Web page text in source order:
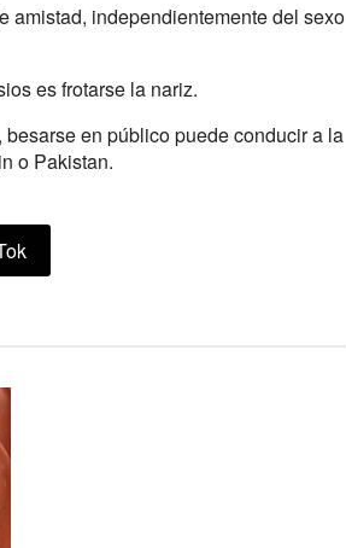
amistad, independientemente del sexo
es frotarse la nariz.
en público puede conducir a la
o Pakistan.